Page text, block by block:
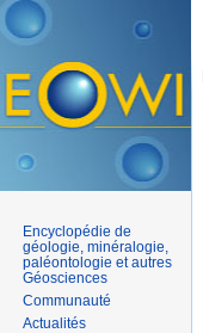
Encyclopédie de
géologie, minéralogie,
paléontologie et autres
Géosciences
Communauté
Actualités